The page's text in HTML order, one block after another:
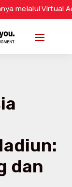
Virtual Account
dan